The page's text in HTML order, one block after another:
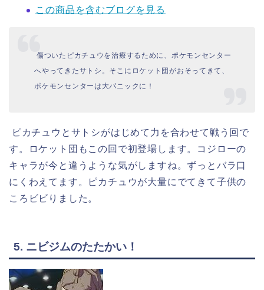
この商品を含むブログを見る
傷ついたピカチュウを治療するために、ポケモンセンター
へやってきたサトシ。そこにロケット団がおそってきて、
ポケモンセンターは大パニックに！
ピカチュウとサトシがはじめて力を合わせて戦う回で
す。ロケット団もこの回で初登場します。コジローの
キャラが今と違うような気がしますね。ずっとバラ口
にくわえてます。ピカチュウが大量にでてきて子供の
ころビビりました。
5. ニビジムのたたかい！